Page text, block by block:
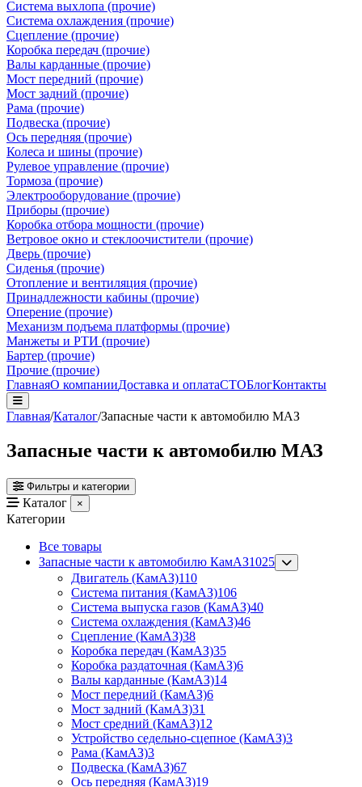
Система выхлопа (прочие)
Система охлаждения (прочие)
Сцепление (прочие)
Коробка передач (прочие)
Валы карданные (прочие)
Мост передний (прочие)
Мост задний (прочие)
Рама (прочие)
Подвеска (прочие)
Ось передняя (прочие)
Колеса и шины (прочие)
Рулевое управление (прочие)
Тормоза (прочие)
Электрооборудование (прочие)
Приборы (прочие)
Коробка отбора мощности (прочие)
Ветровое окно и стеклоочистители (прочие)
Дверь (прочие)
Сиденья (прочие)
Отопление и вентиляция (прочие)
Принадлежности кабины (прочие)
Оперение (прочие)
Механизм подъема платформы (прочие)
Манжеты и РТИ (прочие)
Бартер (прочие)
Прочие (прочие)
ГлавнаяО компанииДоставка и оплатаСТОБлогКонтакты
Главная/Каталог/Запасные части к автомобилю МАЗ
Запасные части к автомобилю МАЗ
Фильтры и категории
Каталог ×
Категории
Все товары
Запасные части к автомобилю КамАЗ1025
Двигатель (КамАЗ)110
Система питания (КамАЗ)106
Система выпуска газов (КамАЗ)40
Система охлаждения (КамАЗ)46
Сцепление (КамАЗ)38
Коробка передач (КамАЗ)35
Коробка раздаточная (КамАЗ)6
Валы карданные (КамАЗ)14
Мост передний (КамАЗ)6
Мост задний (КамАЗ)31
Мост средний (КамАЗ)12
Устройство седельно-сцепное (КамАЗ)3
Рама (КамАЗ)3
Подвеска (КамАЗ)67
Ось передняя (КамАЗ)19